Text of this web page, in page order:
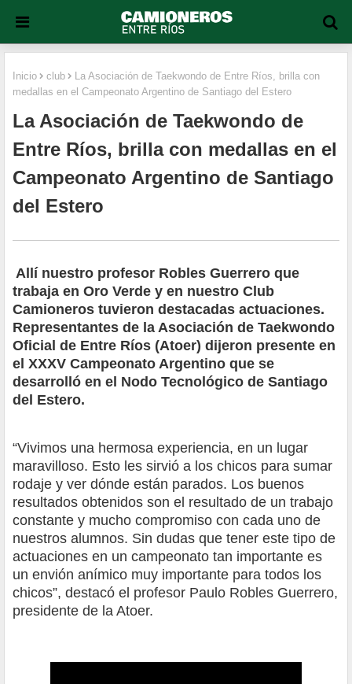
Inicio club
La Asociación de Taekwondo de Entre Ríos, brilla con
medallas en el Campeonato Argentino de Santiago del Estero
La Asociación de Taekwondo de
Entre Ríos, brilla con medallas en el
Campeonato Argentino de Santiago
del Estero
Allí nuestro profesor Robles Guerrero que
trabaja en Oro Verde y en nuestro Club
Camioneros tuvieron destacadas actuaciones.
Representantes de la Asociación de Taekwondo
Oficial de Entre Ríos (Atoer) dijeron presente en
el XXXV Campeonato Argentino que se
desarrolló en el Nodo Tecnológico de Santiago
del Estero.
“Vivimos una hermosa experiencia, en un lugar
maravilloso. Esto les sirvió a los chicos para sumar
rodaje y ver dónde están parados. Los buenos
resultados obtenidos son el resultado de un trabajo
constante y mucho compromiso con cada uno de
nuestros alumnos. Sin dudas que tener este tipo de
actuaciones en un campeonato tan importante es
un envión anímico muy importante para todos los
chicos”, destacó el profesor Paulo Robles Guerrero,
presidente de la Atoer.